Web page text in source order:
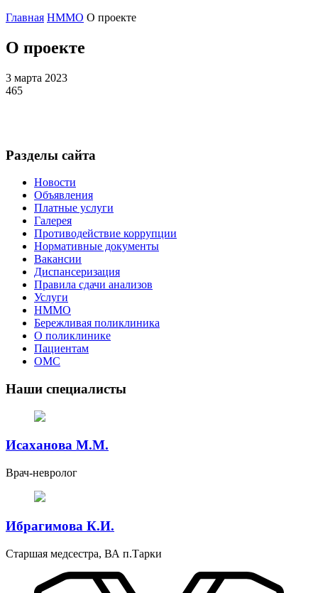
Главная НММО О проекте
О проекте
3 марта 2023
465
Разделы сайта
Новости
Объявления
Платные услуги
Галерея
Противодействие коррупции
Нормативные документы
Вакансии
Диспансеризация
Правила сдачи анализов
Услуги
НММО
Бережливая поликлиника
О поликлинике
Пациентам
ОМС
Наши специалисты
Исаханова М.М.
Врач-невролог
Ибрагимова К.И.
Старшая медсестра, ВА п.Тарки